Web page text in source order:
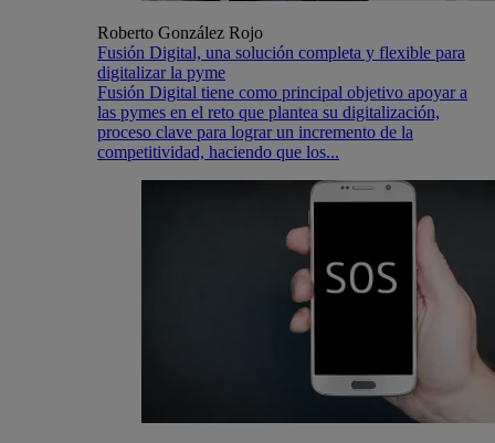
Roberto González Rojo
Fusión Digital, una solución completa y flexible para
digitalizar la pyme
Fusión Digital tiene como principal objetivo apoyar a
las pymes en el reto que plantea su digitalización,
proceso clave para lograr un incremento de la
competitividad, haciendo que los...